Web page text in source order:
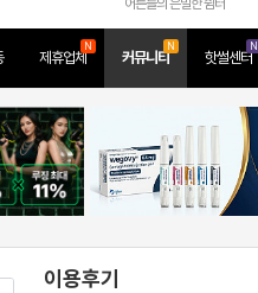
제휴업체
N
커뮤니티
N
핫썰센터
N
이용후기